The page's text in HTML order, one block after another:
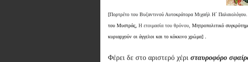
[Πορτρέτο του Βυζαντινού Αυτοκράτορα Μιχαήλ Η΄ Παλαιολόγου.
του Μυστράς, Η ετοιμασία του θρόνου, Μητροπολιτικό
κυριαρχούν οι άγγελοι και το κόκκινο χρώμα]
Φέρει δε στο αριστερό χέρι σταυροφόρο